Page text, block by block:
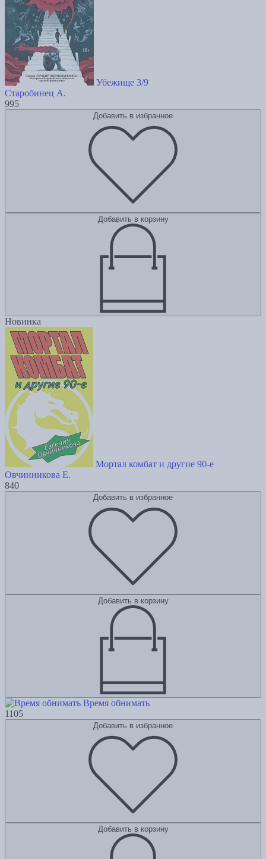
Убежище 3/9
Старобинец А.
995
Добавить в избранное
Добавить в корзину
Новинка
Мортал комбат и другие 90-е
Овчинникова Е.
840
Добавить в избранное
Добавить в корзину
Время обнимать
1105
Добавить в избранное
Добавить в корзину